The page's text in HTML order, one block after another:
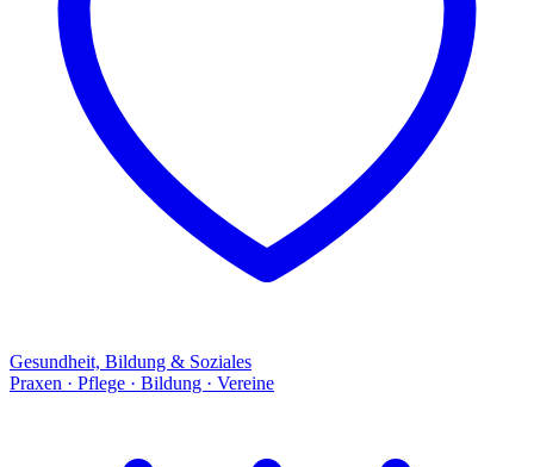
Gesundheit, Bildung & Soziales
Praxen · Pflege · Bildung · Vereine